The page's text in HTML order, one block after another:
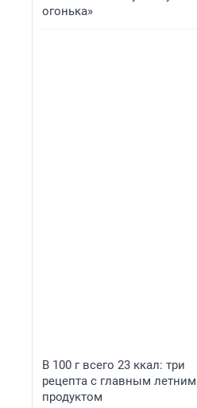
огонька»
В 100 г всего 23 ккал: три
рецепта с главным летним
продуктом